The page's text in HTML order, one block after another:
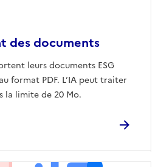
des documents
leurs documents ESG
format PDF. L’IA peut traiter
la limite de 20 Mo.